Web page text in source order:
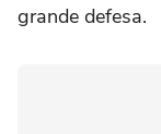
grande defesa.